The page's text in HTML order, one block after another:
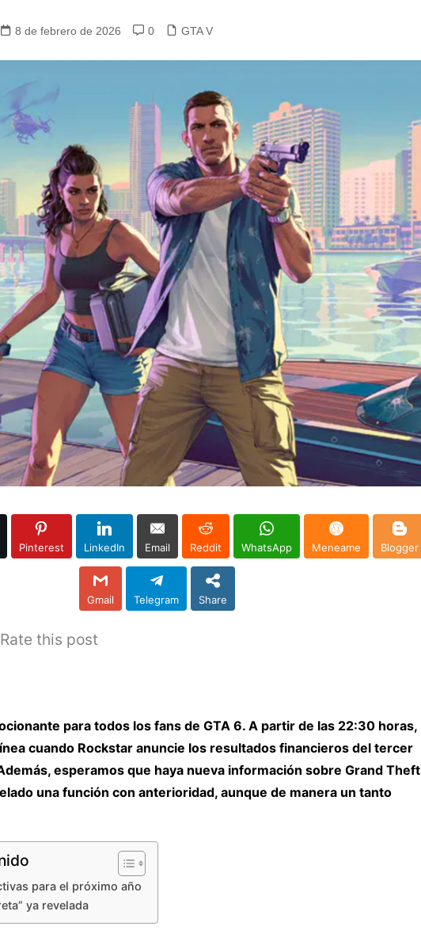
8 de febrero de 2026 0 GTA V
Pinterest LinkedIn Email Reddit WhatsApp Meneame Blogger
Gmail Telegram Share
Rate this post
para todos los fans de GTA 6. A partir de las 22:30 horas,
cuando Rockstar anuncie los resultados financieros del tercer
esperamos que haya nueva información sobre Grand Theft
una función con anterioridad, aunque de manera un tanto
para el próximo año
ya revelada